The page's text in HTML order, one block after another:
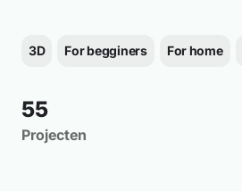
3D For begginers For home
55
Projecten